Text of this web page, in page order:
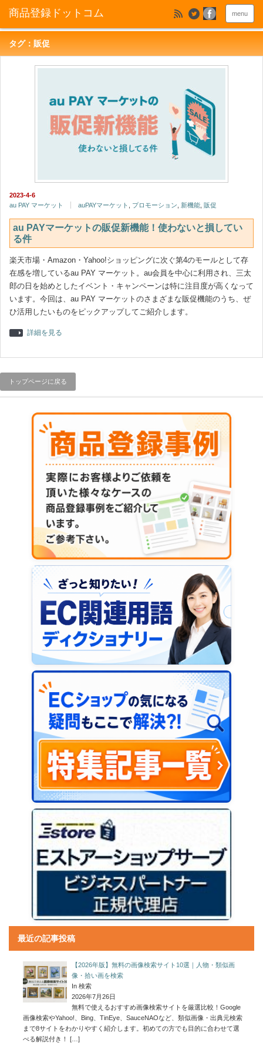
menu
タグ：販促
2023-4-6
au PAY マーケット
auPAYマーケット プロモーション 新機能 販促
au PAYマーケットの販促新機能！使わないと損してい
る件
楽天市場・Amazon・Yahoo!ショッピングに次ぐ第4のモールとして存
在感を増しているau PAY マーケット。au会員を中心に利用され、三太
郎の日を始めとしたイベント・キャンペーンは特に注目度が高くなって
います。今回は、au PAY マーケットのさまざまな販促機能のうち、ぜ
ひ活用したいものをピックアップしてご紹介します。
詳細を見る
トップページに戻る
最近の記事投稿
【2026年版】無料の画像検索サイト10選｜人物・類似画
像・拾い画を検索
In 検索
2026年7月26日
無料で使えるおすすめ画像検索サイトを厳選比較！Google
画像検索やYahoo!、Bing、TinEye、SauceNAOなど、類似画像・出典元検索
まで8サイトをわかりやすく紹介します。初めての方でも目的に合わせて選
べる解説付き！
[…]